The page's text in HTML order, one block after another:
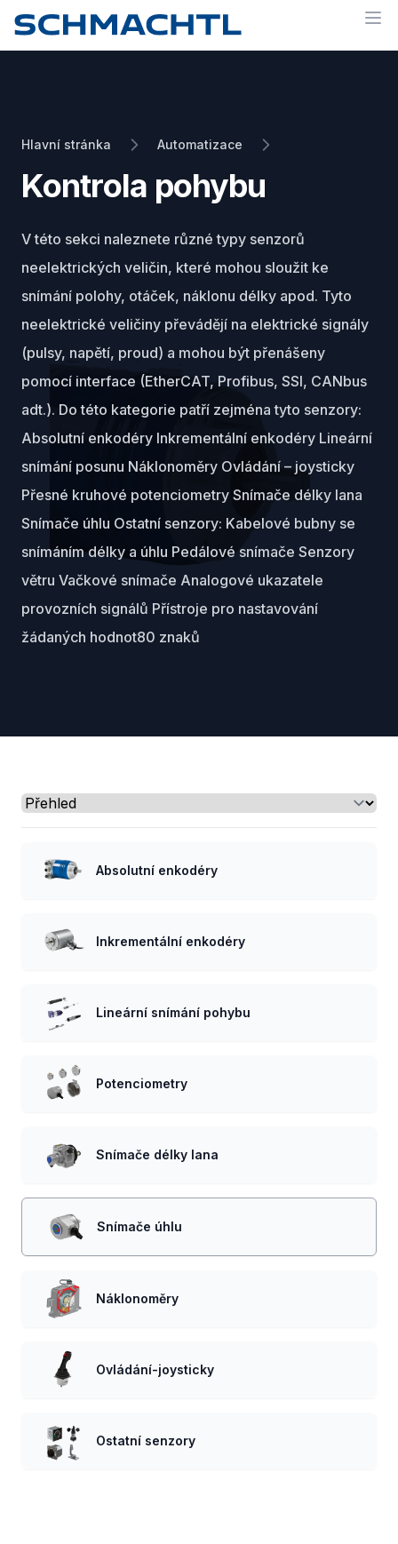
Hlavní stránka Automatizace
Kontrola pohybu
V této sekci naleznete různé typy senzorů
neelektrických veličin, které mohou sloužit ke
snímání polohy, otáček, náklonu délky apod. Tyto
neelektrické veličiny převádějí na elektrické signály
(pulsy, napětí, proud) a mohou být přenášeny
pomocí interface (EtherCAT, Profibus, SSI, CANbus
adt.). Do této kategorie patří zejména tyto senzory:
Absolutní enkodéry Inkrementální enkodéry Lineární
snímání posunu Náklonoměry Ovládání – joysticky
Přesné kruhové potenciometry Snímače délky lana
Snímače úhlu Ostatní senzory: Kabelové bubny se
snímáním délky a úhlu Pedálové snímače Senzory
větru Vačkové snímače Analogové ukazatele
provozních signálů Přístroje pro nastavování
žádaných hodnot80 znaků
Select a tab
Absolutní enkodéry
Inkrementální enkodéry
Lineární snímání pohybu
Potenciometry
Snímače délky lana
Snímače úhlu
Náklonoměry
Ovládání-joysticky
Ostatní senzory